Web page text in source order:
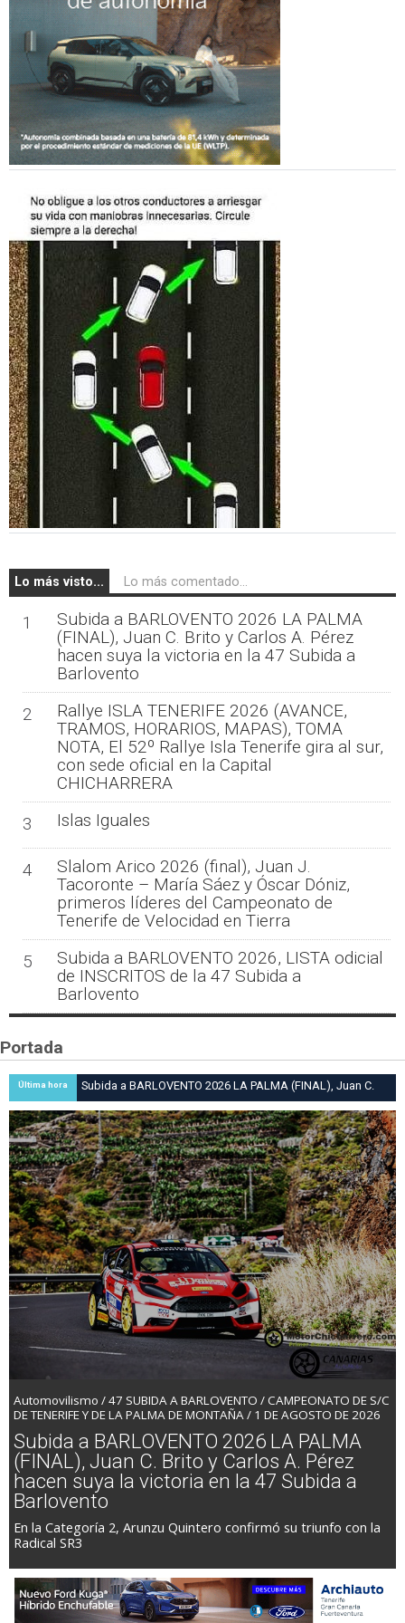
Lo más visto... Lo más comentado...
1
Subida a BARLOVENTO 2026 LA PALMA
(FINAL), Juan C. Brito y Carlos A. Pérez
hacen suya la victoria en la 47 Subida a
Barlovento
2
Rallye ISLA TENERIFE 2026 (AVANCE,
TRAMOS, HORARIOS, MAPAS), TOMA
NOTA, El 52º Rallye Isla Tenerife gira al sur,
con sede oficial en la Capital
CHICHARRERA
3
Islas Iguales
4
Slalom Arico 2026 (final), Juan J.
Tacoronte – María Sáez y Óscar Dóniz,
primeros líderes del Campeonato de
Tenerife de Velocidad en Tierra
5
Subida a BARLOVENTO 2026, LISTA odicial
de INSCRITOS de la 47 Subida a
Barlovento
Portada
Última hora
Subida a BARLOVENTO 2026 LA PALMA (FINAL), Juan C.
Brito y Carlos A. Pérez hacen suya la victoria en la 47 Subida
a Barlovento
Automovilismo / 47 SUBIDA A BARLOVENTO / CAMPEONATO DE S/C
DE TENERIFE Y DE LA PALMA DE MONTAÑA / 1 DE AGOSTO DE 2026
Subida a BARLOVENTO 2026 LA PALMA
(FINAL), Juan C. Brito y Carlos A. Pérez
hacen suya la victoria en la 47 Subida a
Barlovento
En la Categoría 2, Arunzu Quintero confirmó su triunfo con la
Radical SR3